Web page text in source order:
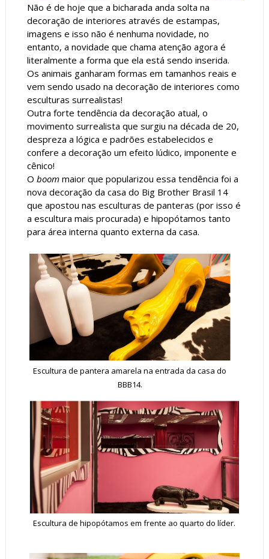
Não é de hoje que a bicharada anda solta na
decoração de interiores através de estampas,
imagens e isso não é nenhuma novidade, no
entanto, a novidade que chama atenção agora é
literalmente a forma que ela está sendo inserida.
Os animais ganharam formas em tamanhos reais e
vem sendo usado na decoração de interiores como
esculturas surrealistas!
Outra forte tendência da decoração atual, o
movimento surrealista que surgiu na década de 20,
despreza a lógica e padrões estabelecidos e
confere a decoração um efeito lúdico, imponente e
cênico!
O boommaior que popularizou essa tendência foi a
nova decoração da casa do Big Brother Brasil 14
que apostou nas esculturas de panteras (por isso é
a escultura mais procurada) e hipopótamos tanto
para área interna quanto externa da casa.
Escultura de pantera amarela na entrada da casa do
BBB14.
Escultura de hipopótamos em frente ao quarto do líder.